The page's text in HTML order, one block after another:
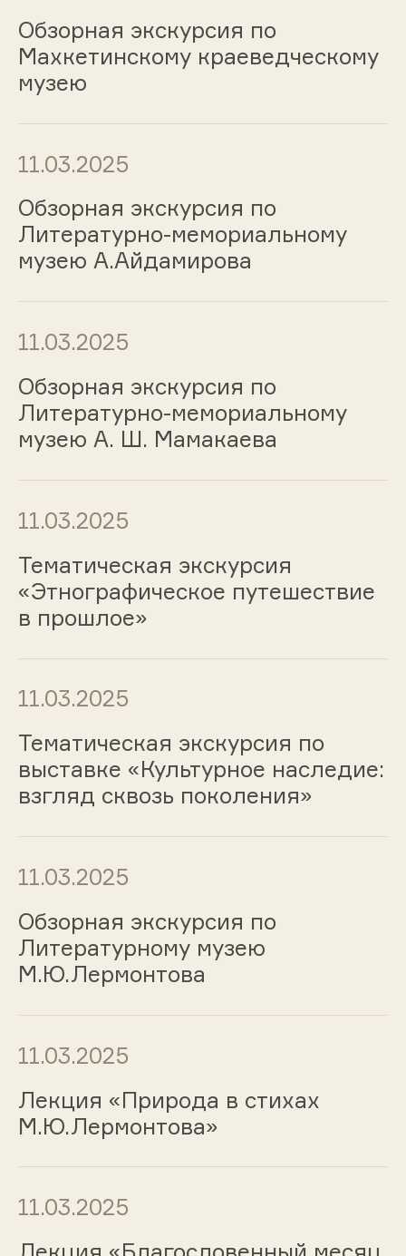
Обзорная экскурсия по
Махкетинскому краеведческому
музею
11.03.2025
Обзорная экскурсия по
Литературно-мемориальному
музею А.Айдамирова
11.03.2025
Обзорная экскурсия по
Литературно-мемориальному
музею А. Ш. Мамакаева
11.03.2025
Тематическая экскурсия
«Этнографическое путешествие
в прошлое»
11.03.2025
Тематическая экскурсия по
выставке «Культурное наследие:
взгляд сквозь поколения»
11.03.2025
Обзорная экскурсия по
Литературному музею
М.Ю.Лермонтова
11.03.2025
Лекция «Природа в стихах
М.Ю.Лермонтова»
11.03.2025